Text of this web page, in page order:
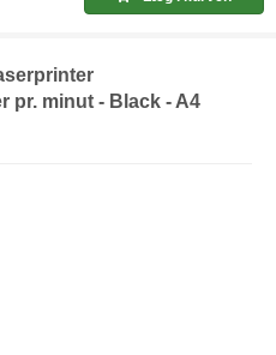
pr. minut - Black - A4